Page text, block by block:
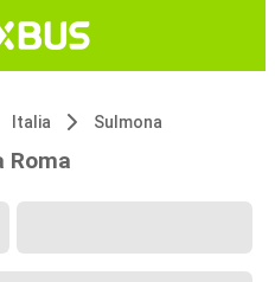
Italia Sulmona
Roma